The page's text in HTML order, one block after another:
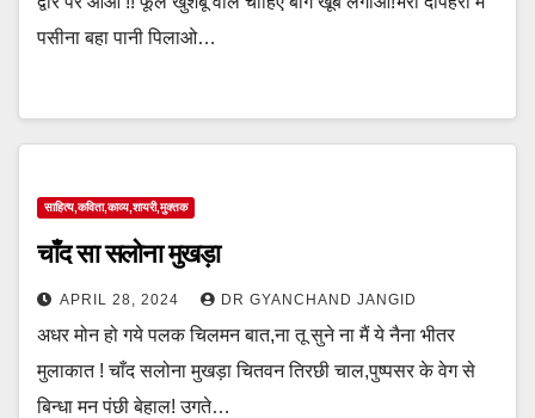
पसीना बहा पानी पिलाओ…
साहित्य,कविता,काव्य,शायरी,मुक्तक
चाँद सा सलोना मुखड़ा
APRIL 28, 2024 DR GYANCHAND JANGID
अधर मोन हो गये पलक चिलमन बात,ना तू सुने ना मैं ये नैना भीतर
मुलाकात ! चाँद सलोना मुखड़ा चितवन तिरछी चाल,पुष्पसर के वेग से
बिन्धा मन पंछी बेहाल! उगते…